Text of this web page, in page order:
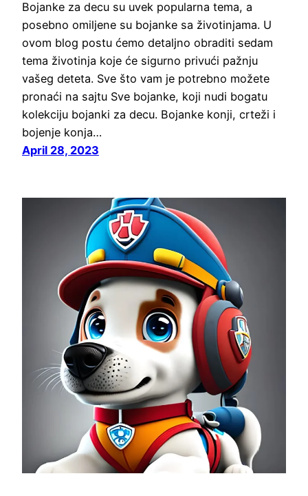
Bojanke za decu su uvek popularna tema, a
posebno omiljene su bojanke sa životinjama. U
ovom blog postu ćemo detaljno obraditi sedam
tema životinja koje će sigurno privući pažnju
vašeg deteta. Sve što vam je potrebno možete
pronaći na sajtu Sve bojanke, koji nudi bogatu
kolekciju bojanki za decu. Bojanke konji, crteži i
bojenje konja…
April 28, 2023